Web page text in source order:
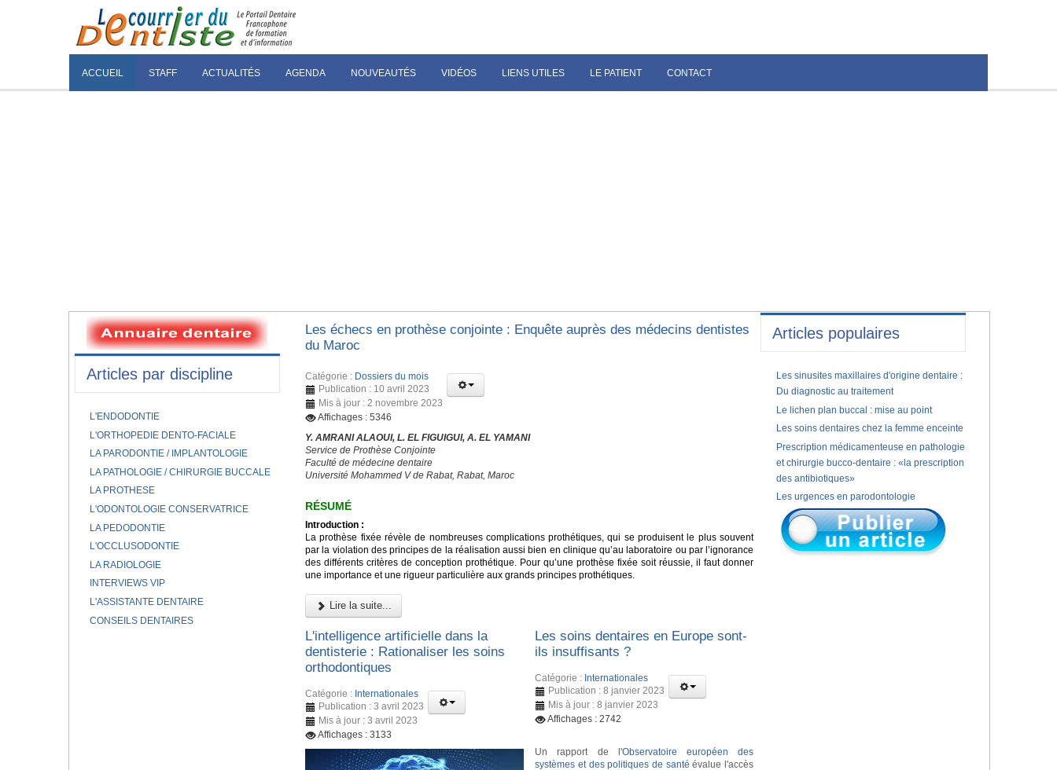
ACCUEIL STAFF ACTUALITÉS AGENDA NOUVEAUTÉS VIDÉOS LIENS UTILES LE PATIENT CONTACT
Les échecs en prothèse conjointe : Enquête auprès des médecins dentistes
du Maroc
Catégorie : Dossiers du mois
Publication : 10 avril 2023
Mis à jour : 2 novembre 2023
Affichages : 5346
Y. AMRANI ALAOUI, L. EL FIGUIGUI, A. EL YAMANI
Service de Prothèse Conjointe
Faculté de médecine dentaire
Université Mohammed V de Rabat, Rabat, Maroc
RÉSUMÉ
Introduction :
La prothèse fixée révèle de nombreuses complications prothétiques, qui se produisent le plus souvent
par la violation des principes de la réalisation aussi bien en clinique qu’au laboratoire ou par l’ignorance
des différents critères de conception prothétique. Pour qu’une prothèse fixée soit réussie, il faut donner
une importance et une rigueur particulière aux grands principes prothétiques.
Lire la suite...
L'intelligence artificielle dans la
dentisterie : Rationaliser les soins
orthodontiques
Catégorie : Internationales
Publication : 3 avril 2023
Mis à jour : 3 avril 2023
Affichages : 3133
Les soins dentaires en Europe sont-
ils insuffisants ?
Catégorie : Internationales
Publication : 8 janvier 2023
Mis à jour : 8 janvier 2023
Affichages : 2742
Un rapport de l'Observatoire européen des
systèmes et des politiques de santé évalue l'accès
Articles par discipline
L'ENDODONTIE
L'ORTHOPEDIE DENTO-FACIALE
LA PARODONTIE / IMPLANTOLOGIE
LA PATHOLOGIE / CHIRURGIE BUCCALE
LA PROTHESE
L'ODONTOLOGIE CONSERVATRICE
LA PEDODONTIE
L'OCCLUSODONTIE
LA RADIOLOGIE
INTERVIEWS VIP
L'ASSISTANTE DENTAIRE
CONSEILS DENTAIRES
Articles populaires
Les sinusites maxillaires d'origine dentaire :
Du diagnostic au traitement
Le lichen plan buccal : mise au point
Les soins dentaires chez la femme enceinte
Prescription médicamenteuse en pathologie
et chirurgie bucco-dentaire : «la prescription
des antibiotiques»
Les urgences en parodontologie